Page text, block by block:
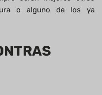
o alguno de los ya